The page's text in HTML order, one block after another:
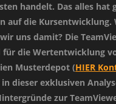
handelt. Das alles hat
auf die Kursentwicklung.
uns damit? Die
für die Wertentwicklung
Musterdepot (HIER
dieser exklusiven
zur